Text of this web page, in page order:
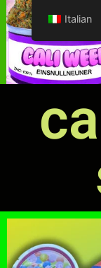
Italian